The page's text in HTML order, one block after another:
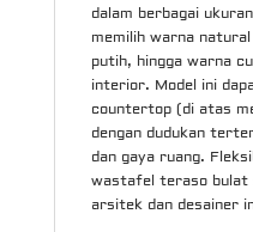
dalam berbagai
memilih warna
putih, hingga warna
interior. Model ini
countertop (di atas
dengan dudukan
dan gaya ruang.
wastafel teraso bulat
arsitek dan desainer